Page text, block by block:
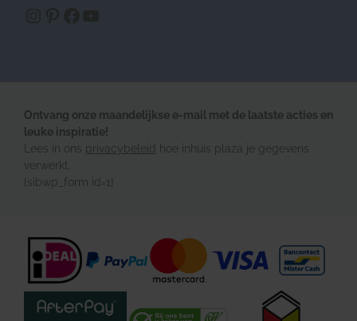
Ontvang onze maandelijkse e-mail met de laatste acties en
leuke inspiratie!
Lees in ons privacybeleid
hoe inhuis plaza je gegevens
verwerkt.
[sibwp_form id=1]